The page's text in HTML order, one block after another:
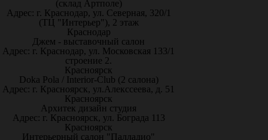
(склад Артполе)
Адрес: г. Краснодар, ул. Северная, 320/1
(ТЦ "Интерьер"), 2 этаж
Краснодар
Джем - выставочный салон
Адрес: г. Краснодар, ул. Московская 133/1
строение 2.
Красноярск
Doka Pola / Interior-Club (2 салона)
Адрес: г. Красноярск, ул.Алекссеева, д. 51
Красноярск
Архитек дизайн студия
Адрес: г. Красноярск, ул. Бограда 113
Красноярск
Интерьерный салон "Палладио"